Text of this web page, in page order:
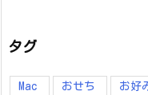
タグ
Mac おせち お好